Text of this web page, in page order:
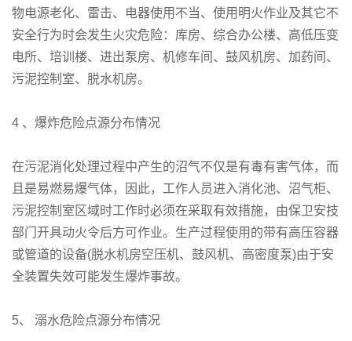
物电源老化、雷击、电器使用不当、使用明火作业及其它不
安全行为时会发生火灾危险：库房、综合办公楼、高低压变
电所、培训楼、进出泵房、机修车间、鼓风机房、加药间、
污泥控制室、脱水机房。
4 、爆炸危险点源分布情况
在污泥消化处理过程中产生的沼气不仅是有毒有害气体，而
且是易燃易爆气体，因此，工作人员进入消化池、沼气柜、
污泥控制室区域时工作时必须在采取有效措施，由保卫安技
部门开具动火令后方可作业。生产过程使用的带有高压容器
或管道的设备(脱水机房空压机、鼓风机、高密度泵)由于安
全装置失效可能发生爆炸事故。
5、 溺水危险点源分布情况